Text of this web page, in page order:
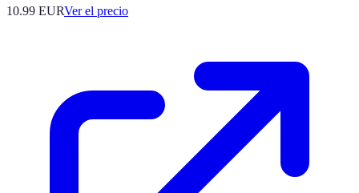
10.99 EURVer el precio